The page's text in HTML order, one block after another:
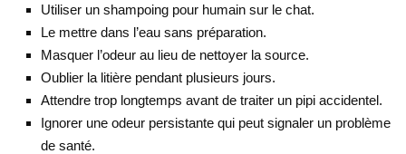
Utiliser un shampoing pour humain sur le chat.
Le mettre dans l’eau sans préparation.
Masquer l’odeur au lieu de nettoyer la source.
Oublier la litière pendant plusieurs jours.
Attendre trop longtemps avant de traiter un pipi accidentel.
Ignorer une odeur persistante qui peut signaler un problème
de santé.